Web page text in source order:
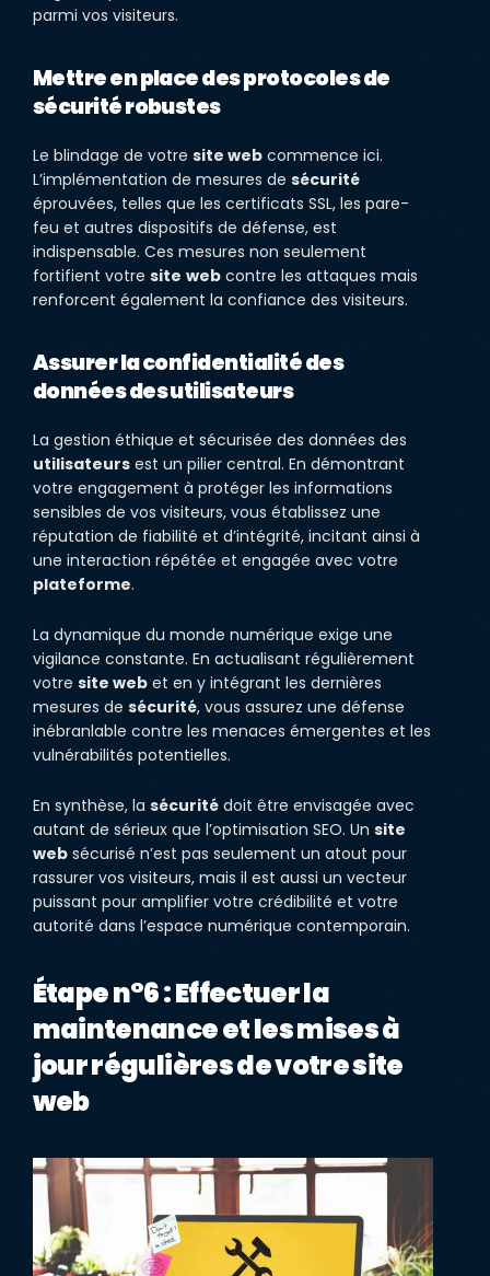
parmi vos visiteurs.
Mettre en place des protocoles de
sécurité robustes
Le blindage de votre site webcommence ici.
L’implémentation de mesures de sécurité
éprouvées, telles que les certificats SSL, les pare-
feu et autres dispositifs de défense, est
indispensable. Ces mesures non seulement
fortifient votre site webcontre les attaques mais
renforcent également la confiance des visiteurs.
Assurer la confidentialité des
données des utilisateurs
La gestion éthique et sécurisée des données des
utilisateursest un pilier central. En démontrant
votre engagement à protéger les informations
sensibles de vos visiteurs, vous établissez une
réputation de fiabilité et d’intégrité, incitant ainsi à
une interaction répétée et engagée avec votre
plateforme.
La dynamique du monde numérique exige une
vigilance constante. En actualisant régulièrement
votre site webet en y intégrant les dernières
mesures de sécurité, vous assurez une défense
inébranlable contre les menaces émergentes et les
vulnérabilités potentielles.
En synthèse, la sécuritédoit être envisagée avec
autant de sérieux que l’optimisation SEO. Un site
websécurisé n’est pas seulement un atout pour
rassurer vos visiteurs, mais il est aussi un vecteur
puissant pour amplifier votre crédibilité et votre
autorité dans l’espace numérique contemporain.
Étape n°6 : Effectuer la
maintenance et les mises à
jour régulières de votre site
web